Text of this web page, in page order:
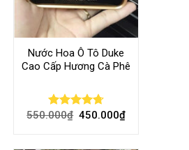
Nước Hoa Ô Tô Duke
Cao Cấp Hương Cà Phê
Rated4.70
550.000₫ 450.000₫